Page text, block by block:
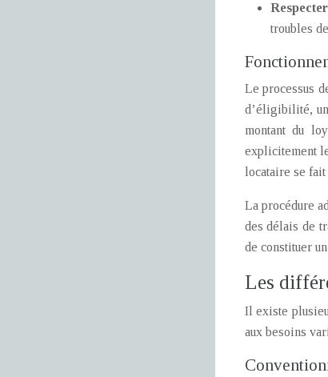
troubles
Le processus
d’éligibilité,
montant du
explicitement
locataire se
La procédure
des délais de
de constituer
Les
Il existe
aux besoins